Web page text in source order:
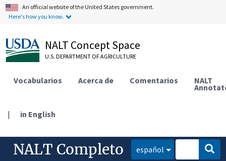
An official website of the United States government.
Here's how you know.
NALT Concept Space
U.S. DEPARTMENT OF AGRICULTURE
Vocabularios Acerca de Comentarios NALT
| in English
NALT Completo español